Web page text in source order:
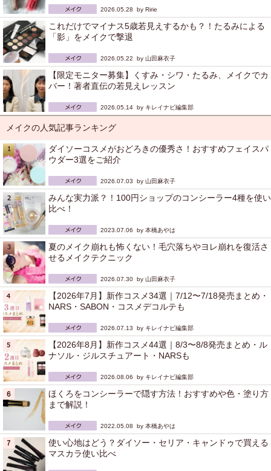
2026.05.28 by Ririe
これだけでマイナス5歳若見えするかも？！たるみによる
「影」をメイクで撃退
2026.05.22 by 山田麻衣子
【限定モニター募集】くすみ・シワ・たるみ、メイクでカ
バー！著者直伝の若見えレッスン
2026.05.14 by キレイナビ編集部
メイクの人気記事ランキング
ダイソーコスメがおどろきの優秀さ！おすすめフェイスパ
ウダー3選をご紹介
2026.07.03 by 山田麻衣子
みんな実力派？！100円ショップのコンシーラー4種を使い
比べ！
2023.07.06 by 本橋あやは
夏のメイク崩れも怖くない！毛穴落ちやヨレ崩れを復活さ
せるメイクテクニック
2026.07.30 by 山田麻衣子
【2026年7月】新作コスメ34選｜7/12〜7/18発売まとめ・
NARS・SABON・コスメデコルテも
2026.07.13 by キレイナビ編集部
【2026年8月】新作コスメ44選｜8/3〜8/8発売まとめ・ル
ナソル・ジルスチュアート・NARSも
2026.08.06 by キレイナビ編集部
ほくろをコンシーラーで隠す方法！おすすめや色・塗り方
まで解説！
2022.05.08 by 本橋あやは
使い心地はどう？ダイソー・セリア・キャンドゥで買える
マスカラ使い比べ